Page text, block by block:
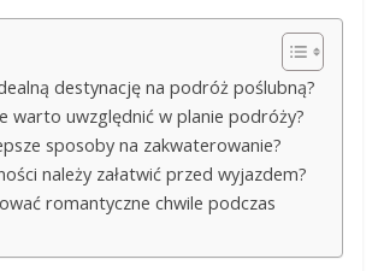
destynację na podróż poślubną?
warto uwzględnić w planie podróży?
sposoby na zakwaterowanie?
należy załatwić przed wyjazdem?
romantyczne chwile podczas